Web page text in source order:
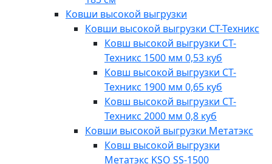
Ковши высокой выгрузки
Ковши высокой выгрузки СТ-Техникс
Ковш высокой выгрузки СТ-
Техникс 1500 мм 0,53 куб
Ковш высокой выгрузки СТ-
Техникс 1900 мм 0,65 куб
Ковш высокой выгрузки СТ-
Техникс 2000 мм 0,8 куб
Ковши высокой выгрузки Метатэкс
Ковш высокой выгрузки
Метатэкс KSO SS-1500